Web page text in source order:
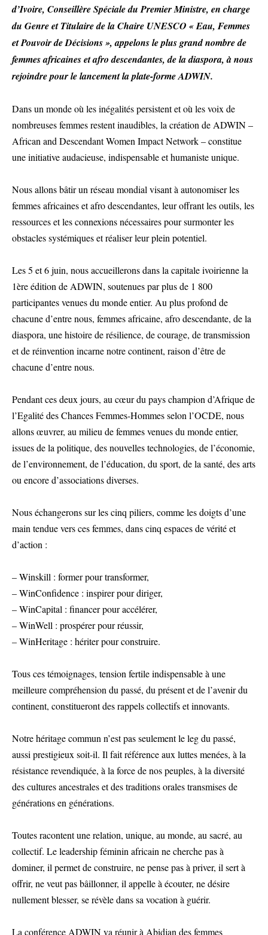
d’Ivoire, Conseillère Spéciale du Premier Ministre, en charge
du Genre et Titulaire de la Chaire UNESCO « Eau, Femmes
et Pouvoir de Décisions », appelons le plus grand nombre de
femmes africaines et afro descendantes, de la diaspora, à nous
rejoindre pour le lancement la plate-forme ADWIN.
Dans un monde où les inégalités persistent et où les voix de
nombreuses femmes restent inaudibles, la création de ADWIN –
African and Descendant Women Impact Network – constitue
une initiative audacieuse, indispensable et humaniste unique.
Nous allons bâtir un réseau mondial visant à autonomiser les
femmes africaines et afro descendantes, leur offrant les outils, les
ressources et les connexions nécessaires pour surmonter les
obstacles systémiques et réaliser leur plein potentiel.
Les 5 et 6 juin, nous accueillerons dans la capitale ivoirienne la
1ère édition de ADWIN, soutenues par plus de 1 800
participantes venues du monde entier. Au plus profond de
chacune d’entre nous, femmes africaine, afro descendante, de la
diaspora, une histoire de résilience, de courage, de transmission
et de réinvention incarne notre continent, raison d’être de
chacune d’entre nous.
Pendant ces deux jours, au cœur du pays champion d’Afrique de
l’Egalité des Chances Femmes-Hommes selon l’OCDE, nous
allons œuvrer, au milieu de femmes venues du monde entier,
issues de la politique, des nouvelles technologies, de l’économie,
de l’environnement, de l’éducation, du sport, de la santé, des arts
ou encore d’associations diverses.
Nous échangerons sur les cinq piliers, comme les doigts d’une
main tendue vers ces femmes, dans cinq espaces de vérité et
d’action :
– Winskill : former pour transformer,
– WinConfidence : inspirer pour diriger,
– WinCapital : financer pour accélérer,
– WinWell : prospérer pour réussir,
– WinHeritage : hériter pour construire.
Tous ces témoignages, tension fertile indispensable à une
meilleure compréhension du passé, du présent et de l’avenir du
continent, constitueront des rappels collectifs et innovants.
Notre héritage commun n’est pas seulement le leg du passé,
aussi prestigieux soit-il. Il fait référence aux luttes menées, à la
résistance revendiquée, à la force de nos peuples, à la diversité
des cultures ancestrales et des traditions orales transmises de
générations en générations.
Toutes racontent une relation, unique, au monde, au sacré, au
collectif. Le leadership féminin africain ne cherche pas à
dominer, il permet de construire, ne pense pas à priver, il sert à
offrir, ne veut pas bâillonner, il appelle à écouter, ne désire
nullement blesser, se révèle dans sa vocation à guérir.
La conférence ADWIN va réunir à Abidjan des femmes